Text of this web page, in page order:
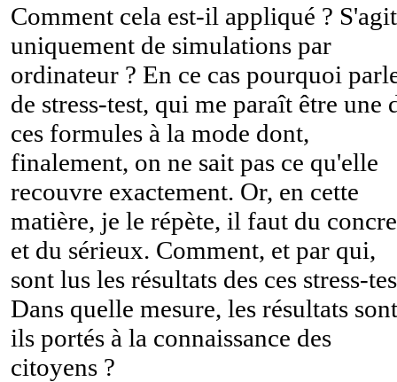
Comment cela est-il appliqué ?
uniquement de simulations par
ordinateur ? En ce cas pourquoi
de stress-test, qui me paraît être une
ces formules à la mode dont,
finalement, on ne sait pas ce qu'elle
recouvre exactement. Or, en cette
matière, je le répète, il faut du
et du sérieux. Comment, et par qui,
sont lus les résultats des ces stress-
Dans quelle mesure, les résultats
ils portés à la connaissance des
citoyens ?